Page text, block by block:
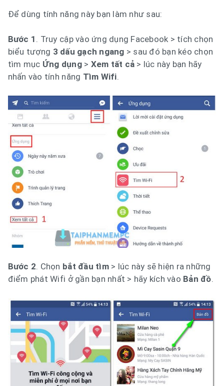
Để dùng tính năng này bạn làm như sau:
Bước 1 . Truy cập vào ứng dụng Facebook > tích chọn
biểu tượng 3 dấu gạch ngang > sau đó bạn kéo chọn
tìm mục Ứng dụng> Xem tất cả > lúc này bạn hãy
nhấn vào tính năng Tìm Wifi.
Bước 2. Chọn bắt đầu tìm> lúc này sẽ hiện ra những
điểm phát Wifi ở gần bạn nhất > hãy kích vào Bản đồ.